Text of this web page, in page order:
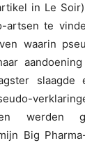
in Le
artsen te
waarin
slaagde
werden
Big